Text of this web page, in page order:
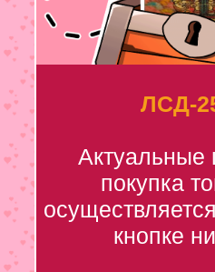
ЛСД-
Актуальные
покупка
кнопке